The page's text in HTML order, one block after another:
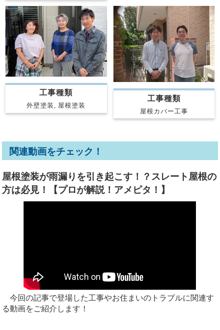
工事種類
外壁塗装, 屋根塗装
工事種類
屋根カバー工事
関連動画をチェック！
屋根塗装が雨漏りを引き起こす！？スレート屋根の
方は必見！【プロが解説！アメピタ！】
今回の記事で登場した工事やお住まいのトラブルに関連す
る動画をご紹介します！